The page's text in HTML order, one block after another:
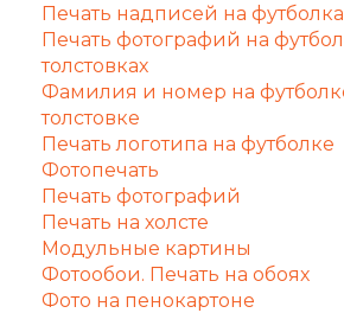
Печать надписей на
Печать фотографий на
толстовках
Фамилия и номер на
толстовке
Печать логотипа на футболке
Фотопечать
Печать фотографий
Печать на холсте
Модульные картины
Фотообои. Печать на обоях
Фото на пенокартоне